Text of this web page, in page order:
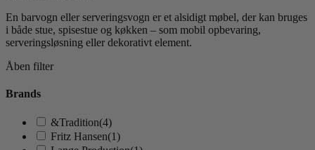
En barvogn eller serveringsvogn er et alsidigt møbel, der kan bruges
i både stue, spisestue og køkken – som mobil opbevaring,
serveringsløsning eller dekorativt element.
Åben filter
Brands
&Tradition(4)
Fritz Hansen(1)